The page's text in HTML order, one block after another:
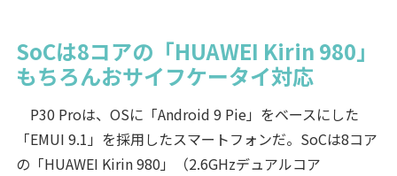
SoCは8コアの「HUAWEI Kirin 980」
もちろんおサイフケータイ対応
P30 Proは、OSに「Android 9 Pie」をベースにした
「EMUI 9.1」を採用したスマートフォンだ。SoCは8コア
の「HUAWEI Kirin 980」（2.6GHzデュアルコア